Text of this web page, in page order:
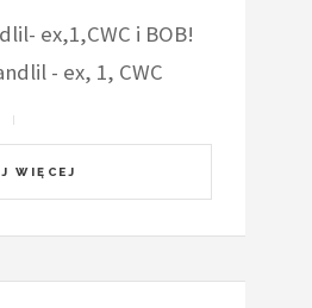
ex,1,CWC i BOB!
- ex, 1, CWC
WIĘCEJ